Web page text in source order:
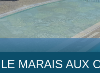
LE MARAIS AUX